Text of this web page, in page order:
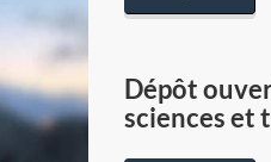
Dépôt
sciences et